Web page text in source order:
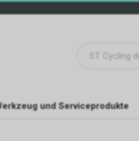
und Serviceprodukte